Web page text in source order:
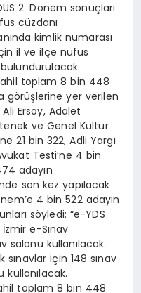
2. Dönem sonuçları
cüzdanı
kimlik numarası
il ve ilçe nüfus
toplam 8 bin 448
görüşlerine yer verilen
Ersoy, Adalet
ve Genel Kültür
21 bin 322, Adli Yargı
Testi’ne 4 bin
adayın
son kez yapılacak
4 bin 522 adayın
söyledi: “e-YDS
e-Sınav
salonu kullanılacak.
için 148 sınav
kullanılacak.
toplam 8 bin 448